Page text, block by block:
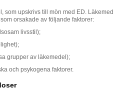
som upskrivs till mön med ED.
orsakade av följande faktorer:
livsstil);
grupper av läkemedel);
och psykogena faktorer.